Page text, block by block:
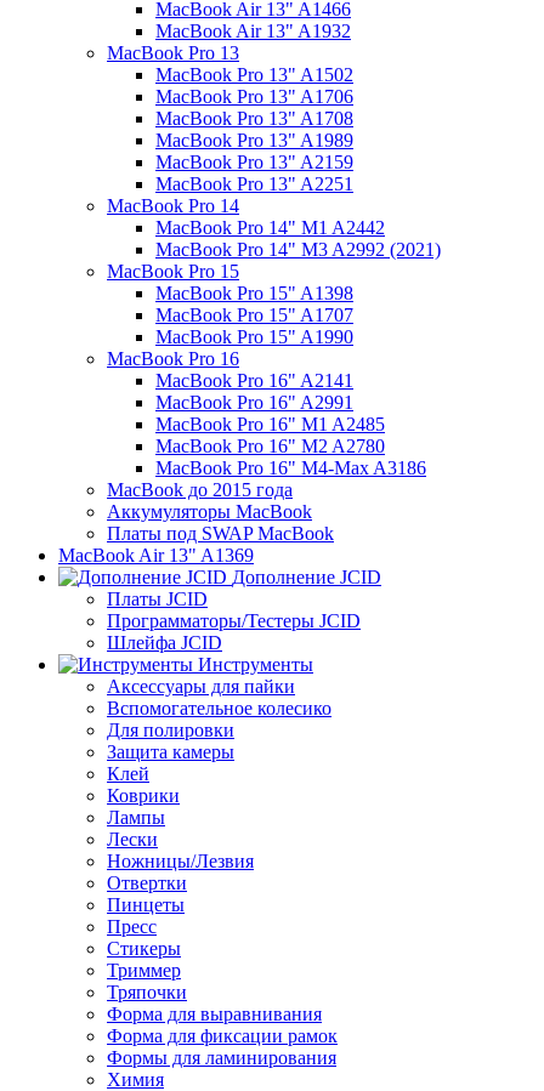
MacBook Air 13" A1466
MacBook Air 13" A1932
MacBook Pro 13
MacBook Pro 13" A1502
MacBook Pro 13" A1706
MacBook Pro 13" A1708
MacBook Pro 13" A1989
MacBook Pro 13" A2159
MacBook Pro 13" A2251
MacBook Pro 14
MacBook Pro 14" M1 A2442
MacBook Pro 14" M3 A2992 (2021)
MacBook Pro 15
MacBook Pro 15" A1398
MacBook Pro 15" A1707
MacBook Pro 15" A1990
MacBook Pro 16
MacBook Pro 16" A2141
MacBook Pro 16" A2991
MacBook Pro 16" M1 A2485
MacBook Pro 16" M2 A2780
MacBook Pro 16" M4-Max A3186
MacBook до 2015 года
Аккумуляторы MacBook
Платы под SWAP MacBook
MacBook Air 13" A1369
Дополнение JCID
Платы JCID
Программаторы/Тестеры JCID
Шлейфа JCID
Инструменты
Аксессуары для пайки
Вспомогательное колесико
Для полировки
Защита камеры
Клей
Коврики
Лампы
Лески
Ножницы/Лезвия
Отвертки
Пинцеты
Пресс
Стикеры
Триммер
Тряпочки
Форма для выравнивания
Форма для фиксации рамок
Формы для ламинирования
Химия